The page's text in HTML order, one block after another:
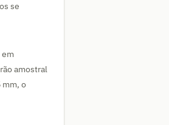
se
amostral
mm, o